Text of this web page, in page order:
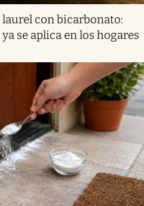
laurel con bicarbonato:
se aplica en los hogares